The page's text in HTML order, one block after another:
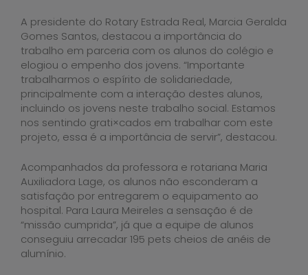
A presidente do Rotary Estrada Real, Marcia Geralda
Gomes Santos, destacou a importância do
trabalho em parceria com os alunos do colégio e
elogiou o empenho dos jovens. “Importante
trabalharmos o espírito de solidariedade,
principalmente com a interação destes alunos,
incluindo os jovens neste trabalho social. Estamos
nos sentindo grati×cados em trabalhar com este
projeto, essa é a importância de servir”, destacou.
Acompanhados da professora e rotariana Maria
Auxiliadora Lage, os alunos não esconderam a
satisfação por entregarem o equipamento ao
hospital. Para Laura Meireles a sensação é de
“missão cumprida”, já que a equipe de alunos
conseguiu arrecadar 195 pets cheios de anéis de
alumínio.